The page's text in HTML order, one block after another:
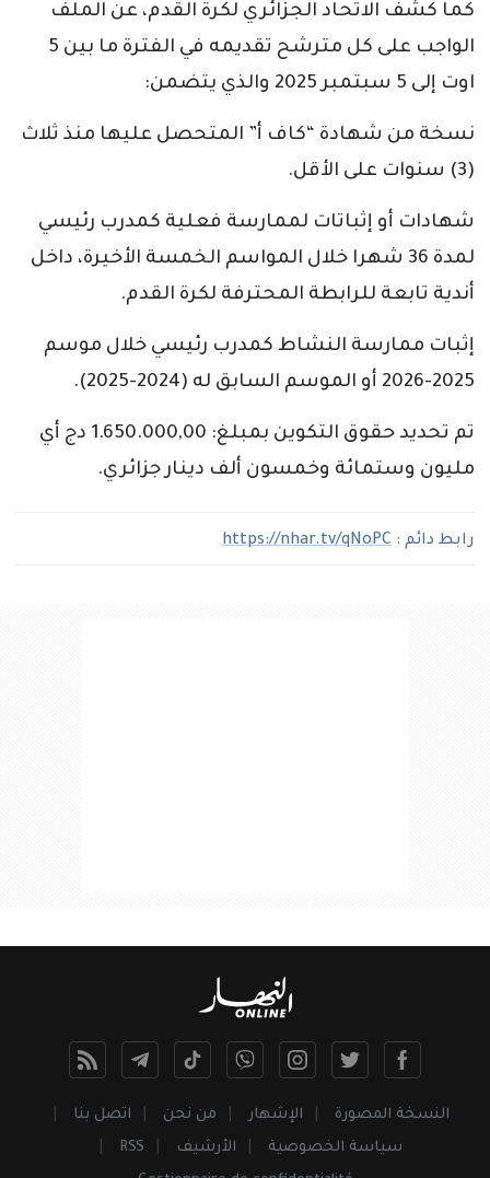
كما كشف الاتحاد الجزائري لكرة القدم، عن الملف
الواجب على كل مترشح تقديمه في الفترة ما بين 5
اوت إلى 5 سبتمبر 2025 والذي يتضمن:
نسخة من شهادة “كاف أ” المتحصل عليها منذ ثلاث
(3) سنوات على الأقل.
شهادات أو إثباتات لممارسة فعلية كمدرب رئيسي
لمدة 36 شهرا خلال المواسم الخمسة الأخيرة، داخل
أندية تابعة للرابطة المحترفة لكرة القدم.
إثبات ممارسة النشاط كمدرب رئيسي خلال موسم
2025-2026 أو الموسم السابق له (2024-2025).
تم تحديد حقوق التكوين بمبلغ: 1.650.000,00 دج أي
مليون وستمائة وخمسون ألف دينار جزائري.
رابط دائم : https://nhar.tv/qNoPC
النسخة المصورة الإشهار من نحن
اتصل بنا
سياسة الخصوصية
الأرشيف
RSS